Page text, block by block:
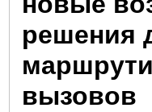
решения
вызовов